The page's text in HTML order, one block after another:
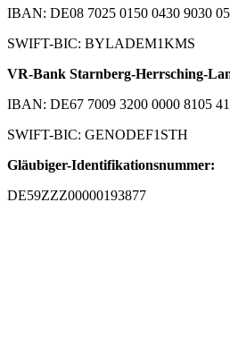
IBAN: DE08 7025 0150 0430 9030 05
SWIFT-BIC: BYLADEM1KMS
VR-Bank Starnberg-Herrsching-
IBAN: DE67 7009 3200 0000 8105 41
SWIFT-BIC: GENODEF1STH
Gläubiger-Identifikationsnummer:
DE59ZZZ00000193877